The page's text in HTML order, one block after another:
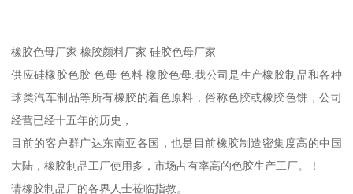
橡胶色母厂家 橡胶颜料厂家 硅胶色母厂家
供应硅橡胶色胶 色母 色料 橡胶色母.我公司是生产橡胶制品和各种
球类汽车制品等所有橡胶的着色原料，俗称色胶或橡胶色饼，公司
经营已经十五年的历史，
目前的客户群广达东南亚各国，也是目前橡胶制造密集度高的中国
大陆，橡胶制品工厂使用多，市场占有率高的色胶生产工厂。！
请橡胶制品厂的各界人士莅临指教。